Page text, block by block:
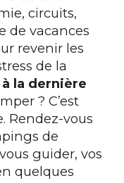
circuits,
de vacances
revenir les
de la
la dernière
? C’est
Rendez-vous
de
guider, vos
quelques